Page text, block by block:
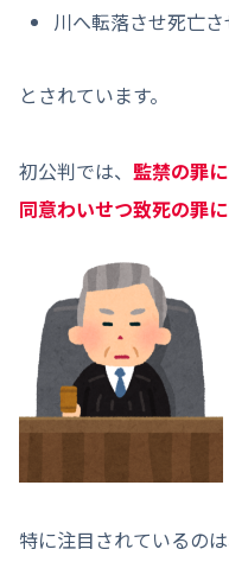
川へ転落させ死亡さ
とされています。
初公判では、 監禁の罪
同意わいせつ致死の罪
特に注目されているのは